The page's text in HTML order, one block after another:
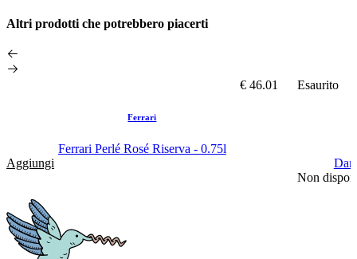
Altri prodotti che potrebbero piacerti
€ 46.01
Ferrari
Ferrari Perlé Rosé Riserva - 0.75l
Aggiungi
Esaurito
Non